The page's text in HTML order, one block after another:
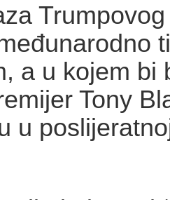
a u kojem bi
Tony
u